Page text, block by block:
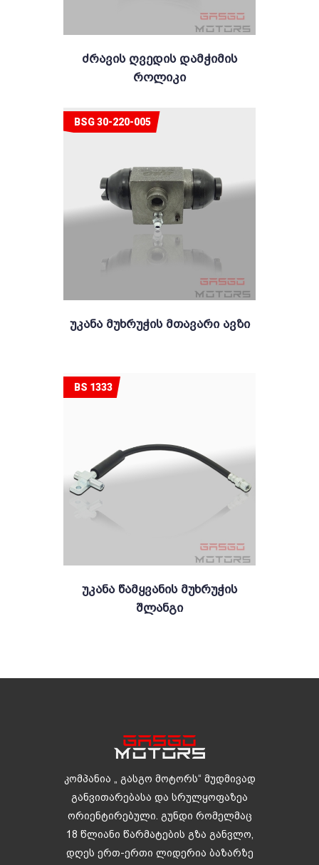
Ძრავის Ღვედის Დამჭიმის
Როლიკი
Უკანა Მუხრუჭის Მთავარი Ავზი
BSG 30-220-005
Უკანა Წამყვანის Მუხრუჭის
Შლანგი
BS 1333
კომპანია „ გასგო მოტორს“ მუდმივად
განვითარებასა და სრულყოფაზეა
ორიენტირებული. გუნდი რომელმაც
18 წლიანი წარმატების გზა განვლო,
დღეს ერთ-ერთი ლიდერია ბაზარზე